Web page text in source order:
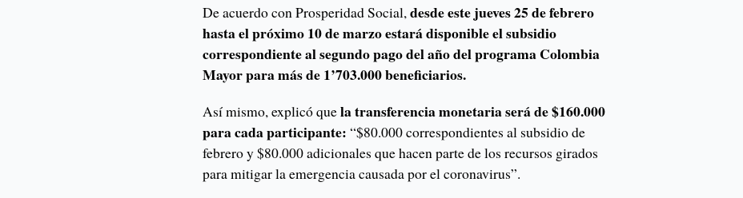
De acuerdo con Prosperidad Social, desde este jueves 25 de febrero
hasta el próximo 10 de marzo estará disponible el subsidio
correspondiente al segundo pago del año del programa Colombia
Mayor para más de 1’703.000 beneficiarios.
Así mismo, explicó quela transferencia monetaria será de $160.000
para cada participante: “$80.000 correspondientes al subsidio de
febrero y $80.000 adicionales que hacen parte de los recursos girados
para mitigar la emergencia causada por el coronavirus”.